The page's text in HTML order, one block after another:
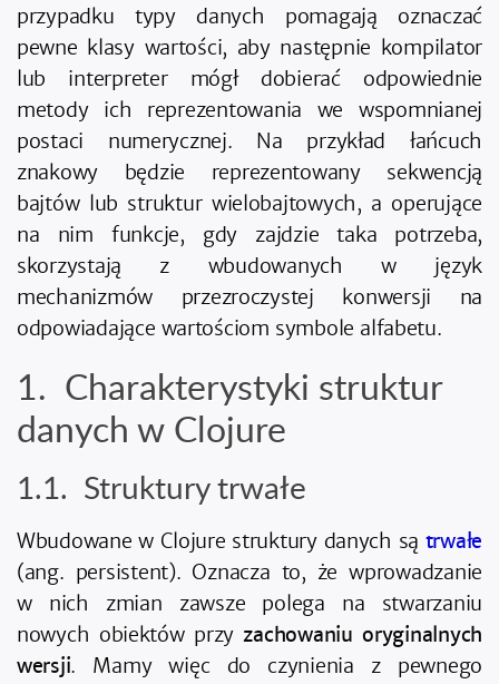
przypadku typy danych pomagają oznaczać
pewne klasy wartości, aby następnie kompilator
lub interpreter mógł dobierać odpowiednie
metody ich reprezentowania we wspomnianej
postaci numerycznej. Na przykład łańcuch
znakowy będzie reprezentowany sekwencją
bajtów lub struktur wielobajtowych, a operujące
na nim funkcje, gdy zajdzie taka potrzeba,
skorzystają z wbudowanych w język
mechanizmów przezroczystej konwersji na
odpowiadające wartościom symbole alfabetu.
Charakterystyki struktur
danych w Clojure
Struktury trwałe
Wbudowane w Clojure struktury danych są trwałe
(ang. persistent). Oznacza to, że wprowadzanie
w nich zmian zawsze polega na stwarzaniu
nowych obiektów przyzachowaniu oryginalnych
wersji. Mamy więc do czynienia z pewnego